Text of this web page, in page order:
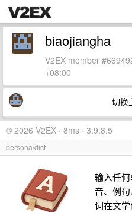
biaojiangha
V2EX member
+08:00
切换
© 2026 V2EX · 8ms · 3.9.8.5
persona/dict
输入任
音、例
词在文学